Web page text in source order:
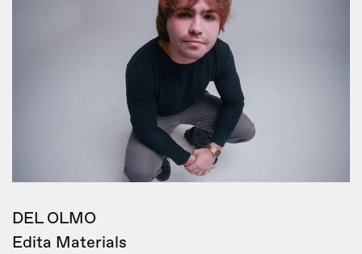
DEL OLMO
Edita Materials